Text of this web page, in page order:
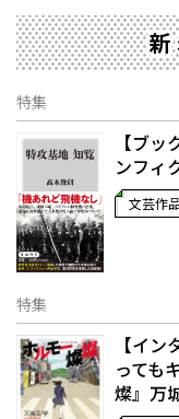
特集
【ブッ
ンフィ
文芸作
特集
【イ
っても
燦』万